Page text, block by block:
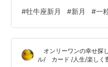
ル ランキング参加中雑談
#牡牛座新月 #新月 #一
オンリーワンの幸せ
ル/ カード /人生/楽しく